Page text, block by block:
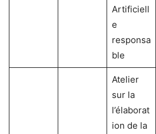
Artificiell
e
responsa
ble
Atelier
sur la
l’élaborat
ion de la